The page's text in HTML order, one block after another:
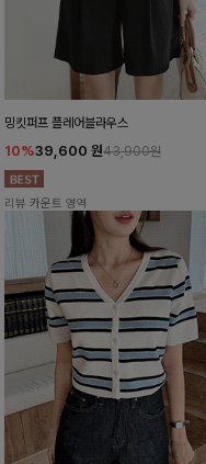
밍킷퍼프 플레어블라우스
10%39,600 원43,900원
리뷰 카운트 영역